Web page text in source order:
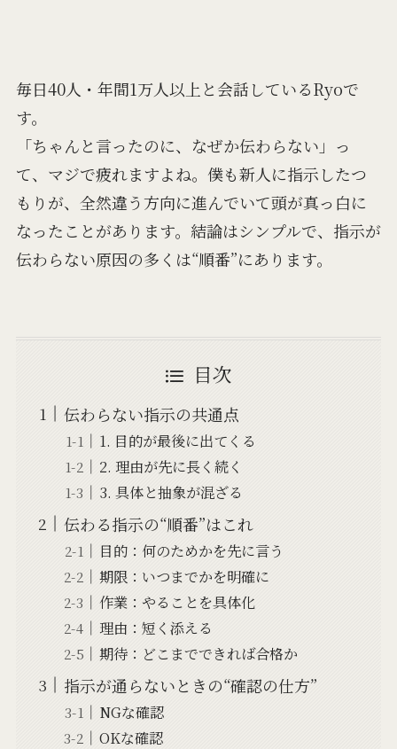
毎日40人・年間1万人以上と会話しているRyoで
す。
「ちゃんと言ったのに、なぜか伝わらない」っ
て、マジで疲れますよね。僕も新人に指示したつ
もりが、全然違う方向に進んでいて頭が真っ白に
なったことがあります。結論はシンプルで、指示が
伝わらない原因の多くは“順番”にあります。
目次
伝わらない指示の共通点
1. 目的が最後に出てくる
2. 理由が先に長く続く
3. 具体と抽象が混ざる
伝わる指示の“順番”はこれ
目的：何のためかを先に言う
期限：いつまでかを明確に
作業：やることを具体化
理由：短く添える
期待：どこまでできれば合格か
指示が通らないときの“確認の仕方”
NGな確認
OKな確認